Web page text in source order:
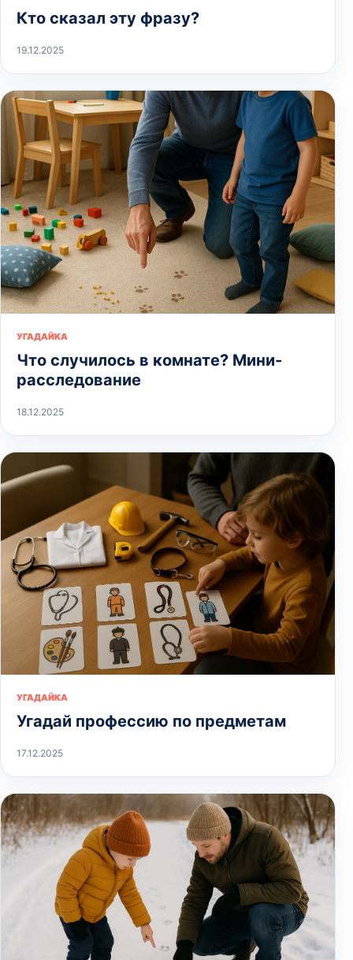
Кто сказал эту фразу?
19.12.2025
УГАДАЙКА
Что случилось в комнате? Мини-
расследование
18.12.2025
УГАДАЙКА
Угадай профессию по предметам
17.12.2025